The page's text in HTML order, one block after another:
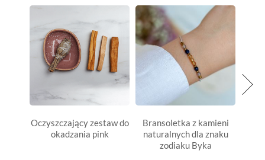
Oczyszczający zestaw do
okadzania pink
Bransoletka z kamieni
naturalnych dla znaku
zodiaku Byka